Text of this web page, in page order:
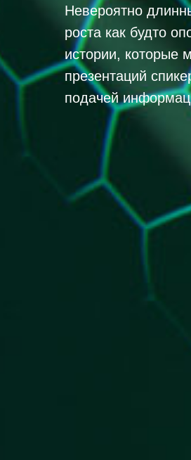
Невероятно
роста как будто
истории, которые
презентаций
подачей